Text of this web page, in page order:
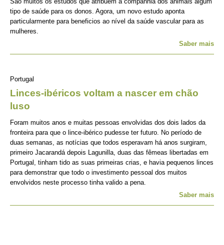
tipo de saúde para os donos. Agora, um novo estudo aponta
particularmente para beneficios ao nível da saúde vascular para as
mulheres.
Saber mais
Portugal
Linces-ibéricos voltam a nascer em chão
luso
Foram muitos anos e muitas pessoas envolvidas dos dois lados da
fronteira para que o lince-ibérico pudesse ter futuro. No período de
duas semanas, as notícias que todos esperavam há anos surgiram,
primeiro Jacarandá depois Lagunilla, duas das fêmeas libertadas em
Portugal, tinham tido as suas primeiras crias, e havia pequenos linces
para demonstrar que todo o investimento pessoal dos muitos
envolvidos neste processo tinha valido a pena.
Saber mais